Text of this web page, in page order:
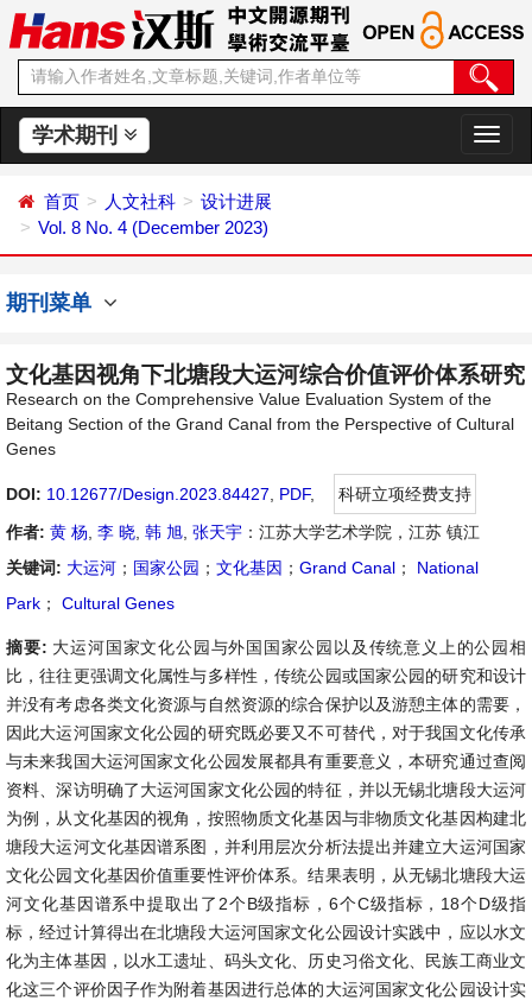
学术期刊
切
换
首页 人文社科
设计进展
Vol. 8 No. 4 (December 2023)
期刊菜单
文化基因视角下北塘段大运河综合价值评价体系研究
Research on the Comprehensive Value Evaluation System of the
Beitang Section of the Grand Canal from the Perspective of Cultural
Genes
DOI: 10.12677/Design.2023.84427 PDF,
科研立项经费支持
作者: 黄 杨 李 晓 韩 旭 张天宇 ：江苏大学艺术学院，江苏 镇江
关键词: 大运河 ； 国家公园 ； 文化基因 ； Grand Canal ；
National
Park ； Cultural Genes
摘要: 大运河国家文化公园与外国国家公园以及传统意义上的公园相
比，往往更强调文化属性与多样性，传统公园或国家公园的研究和设计
并没有考虑各类文化资源与自然资源的综合保护以及游憩主体的需要，
因此大运河国家文化公园的研究既必要又不可替代，对于我国文化传承
与未来我国大运河国家文化公园发展都具有重要意义，本研究通过查阅
资料、深访明确了大运河国家文化公园的特征，并以无锡北塘段大运河
为例，从文化基因的视角，按照物质文化基因与非物质文化基因构建北
塘段大运河文化基因谱系图，并利用层次分析法提出并建立大运河国家
文化公园文化基因价值重要性评价体系。结果表明，从无锡北塘段大运
河文化基因谱系中提取出了2个B级指标，6个C级指标，18个D级指
标，经过计算得出在北塘段大运河国家文化公园设计实践中，应以水文
化为主体基因，以水工遗址、码头文化、历史习俗文化、民族工商业文
化这三个评价因子作为附着基因进行总体的大运河国家文化公园设计实